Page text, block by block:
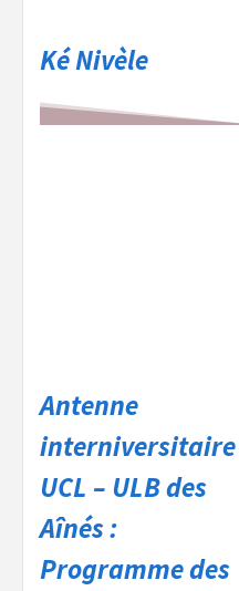
Ké Nivèle
Antenne
interniversitaire
UCL – ULB des
Aînés :
Programme des